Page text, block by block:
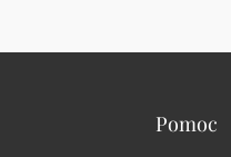
Pomoc